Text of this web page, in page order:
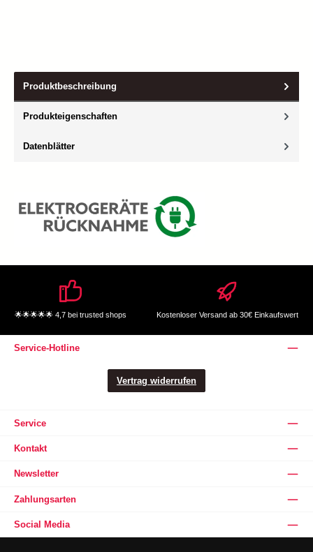
Produktbeschreibung
Produkteigenschaften
Datenblätter
🌟🌟🌟🌟🌟 4,7 bei trusted shops Kostenloser Versand ab 30€ Einkaufswert
Service-Hotline
Vertrag widerrufen
Service
Kontakt
Newsletter
Zahlungsarten
Social Media